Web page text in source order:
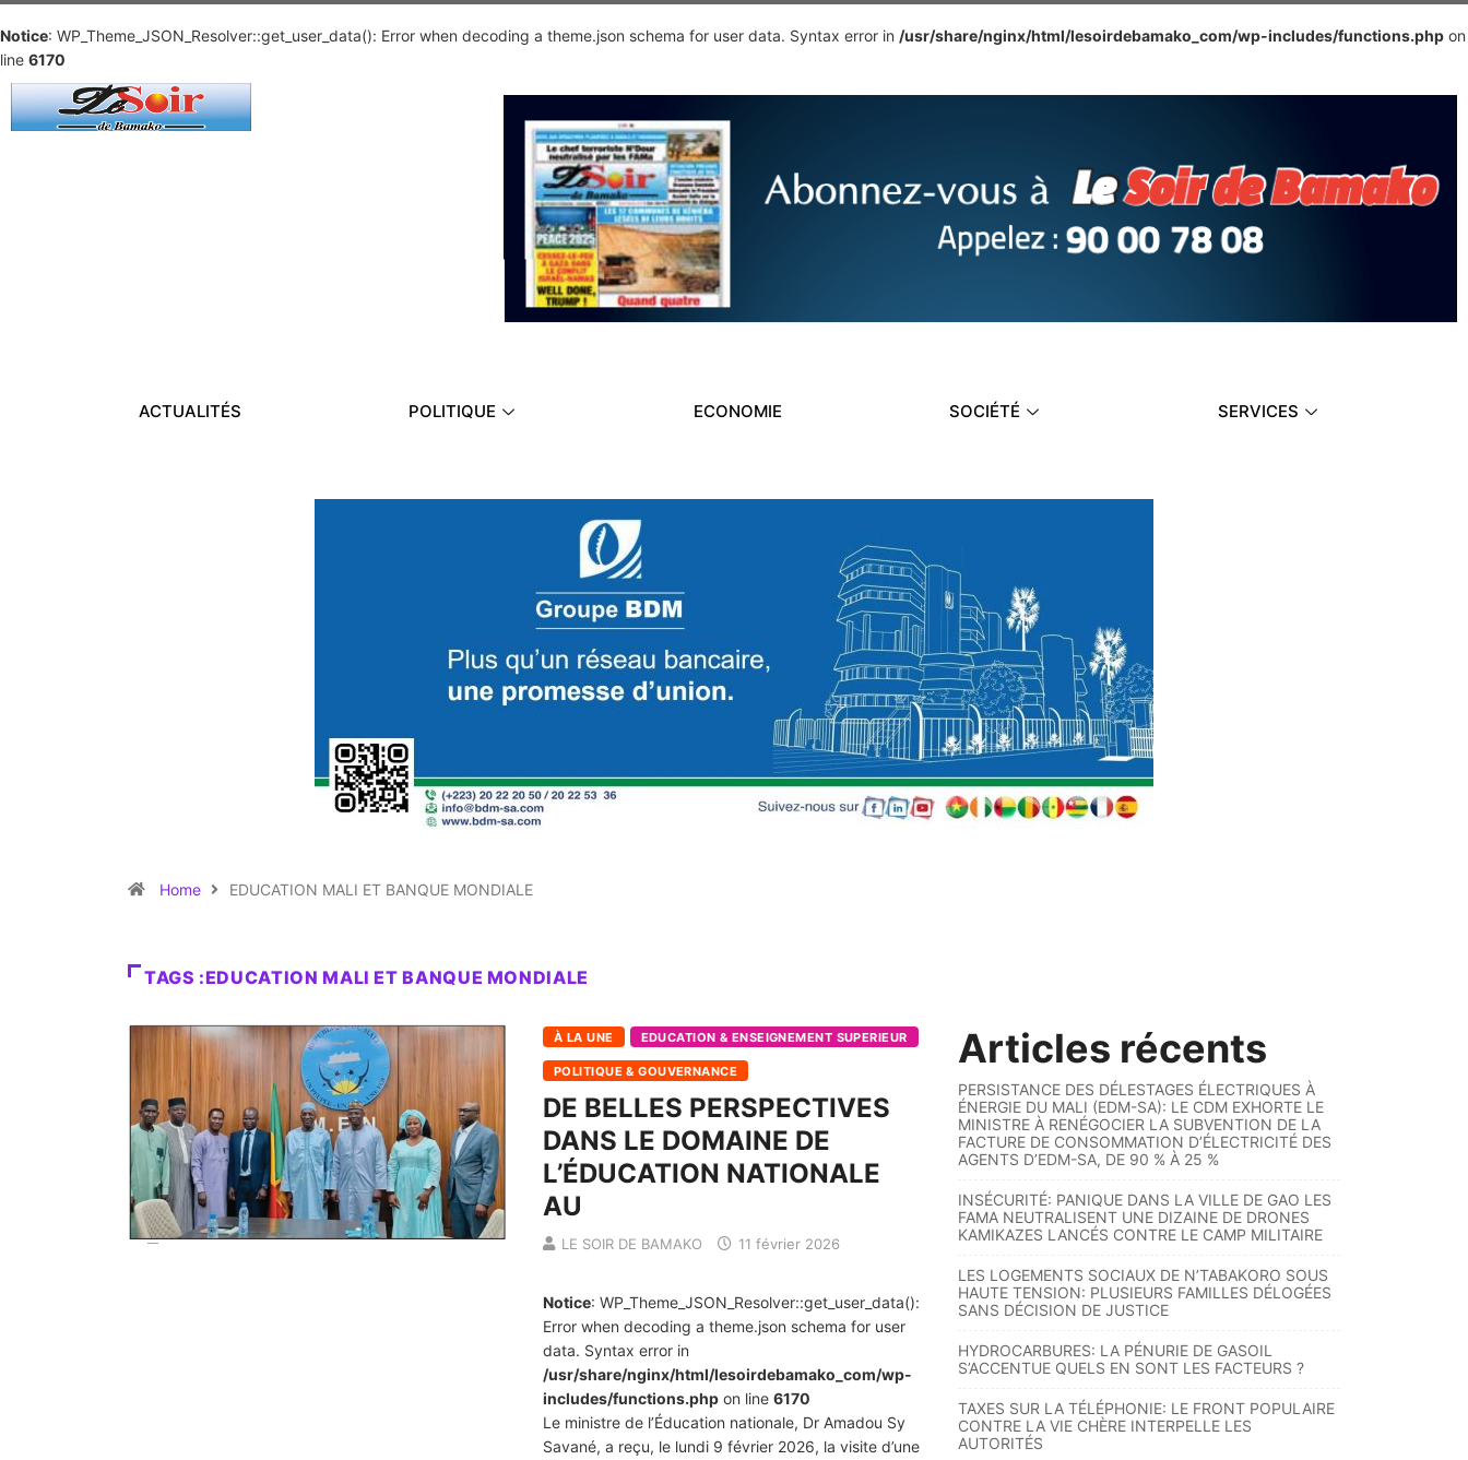
Notice: WP_Theme_JSON_Resolver::get_user_data(): Error when decoding a theme.json schema for user data. Syntax error in /usr/share/nginx/html/lesoirdebamako_com/wp-includes/functions.php on
line 6170
ACTUALITÉS POLITIQUE ECONOMIE SOCIÉTÉ SERVICES
Home EDUCATION MALI ET BANQUE MONDIALE
TAGS :EDUCATION MALI ET BANQUE MONDIALE
À LA UNE EDUCATION & ENSEIGNEMENT SUPERIEUR
POLITIQUE & GOUVERNANCE
DE BELLES PERSPECTIVES
DANS LE DOMAINE DE
L’ÉDUCATION NATIONALE
AU
LE SOIR DE BAMAKO 11 février 2026
Notice: WP_Theme_JSON_Resolver::get_user_data():
Error when decoding a theme.json schema for user
data. Syntax error in
/usr/share/nginx/html/lesoirdebamako_com/wp-
includes/functions.php on line 6170
Le ministre de l’Éducation nationale, Dr Amadou Sy
Savané, a reçu, le lundi 9 février 2026, la visite d’une
Articles récents
PERSISTANCE DES DÉLESTAGES ÉLECTRIQUES À
ÉNERGIE DU MALI (EDM-SA): LE CDM EXHORTE LE
MINISTRE À RENÉGOCIER LA SUBVENTION DE LA
FACTURE DE CONSOMMATION D’ÉLECTRICITÉ DES
AGENTS D’EDM-SA, DE 90 % À 25 %
INSÉCURITÉ: PANIQUE DANS LA VILLE DE GAO LES
FAMA NEUTRALISENT UNE DIZAINE DE DRONES
KAMIKAZES LANCÉS CONTRE LE CAMP MILITAIRE
LES LOGEMENTS SOCIAUX DE N’TABAKORO SOUS
HAUTE TENSION: PLUSIEURS FAMILLES DÉLOGÉES
SANS DÉCISION DE JUSTICE
HYDROCARBURES: LA PÉNURIE DE GASOIL
S’ACCENTUE QUELS EN SONT LES FACTEURS ?
TAXES SUR LA TÉLÉPHONIE: LE FRONT POPULAIRE
CONTRE LA VIE CHÈRE INTERPELLE LES
AUTORITÉS